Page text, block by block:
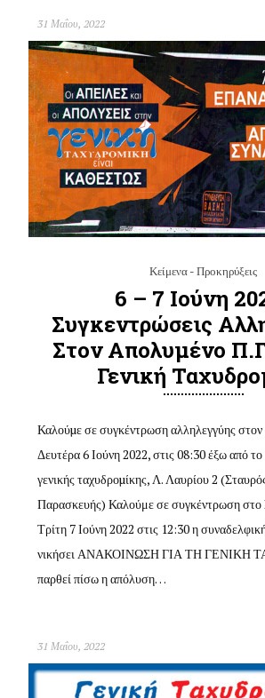
31 Μαΐου, 2022
Κείμενα - Προκηρύξεις
6 – 7 Ιούνη
Συγκεντρώσεις
Στον Απολυµένο
Γενική
Καλούµε σε συγκέντρωση αλληλεγγύης
Δευτέρα 6 Ιούνη 2022, στις 08:30 έξω από
γενικής ταχυδροµίκης, Λ. Λαυρίου 2
Παρασκευής) Καλούμε σε συγκέντρωση
Τρίτη 7 Ιούνη 2022 στις 12:30 η
νικήσει ΑΝΑΚΟΙΝΩΣΗ ΓΙΑ ΤΗ ΓΕΝΙΚΗ
παρθεί πίσω η απόλυση…
31 Μαΐου, 2022